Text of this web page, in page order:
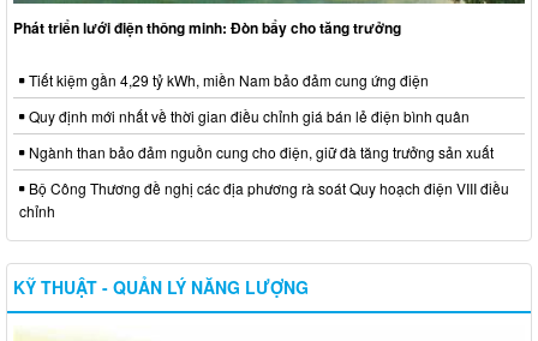
Phát triển lưới điện thông minh: Đòn bẩy cho tăng trưởng
Tiết kiệm gần 4,29 tỷ kWh, miền Nam bảo đảm cung ứng điện
Quy định mới nhất về thời gian điều chỉnh giá bán lẻ điện bình quân
Ngành than bảo đảm nguồn cung cho điện, giữ đà tăng trưởng sản xuất
Bộ Công Thương đề nghị các địa phương rà soát Quy hoạch điện VIII điều
chỉnh
KỸ THUẬT - QUẢN LÝ NĂNG LƯỢNG